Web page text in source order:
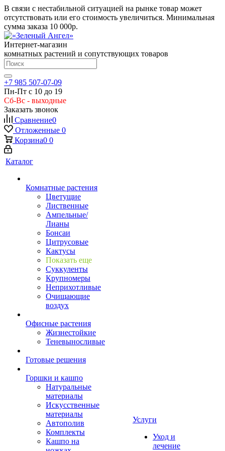
В связи с нестабильной ситуацией на рынке товар может
отсутствовать или его стоимость увеличиться. Минимальная
сумма заказа 10 000р.
Интернет-магазин
комнатных растений и сопутствующих товаров
+7 985 507-07-09
Пн-Пт с 10 до 19
Сб-Вс - выходные
Заказать звонок
Сравнение0
Отложенные 0
Корзина0 0
Каталог
Комнатные растения
Цветущие
Лиственные
Ампельные/
Лианы
Бонсаи
Цитрусовые
Кактусы
Показать еще
Суккуленты
Крупномеры
Неприхотливые
Очищающие
воздух
Офисные растения
Жизнестойкие
Теневыносливые
Готовые решения
Горшки и кашпо
Натуральные
материалы
Искусственные
материалы
Автополив
Комплекты
Кашпо на
Услуги
Уход и
лечение